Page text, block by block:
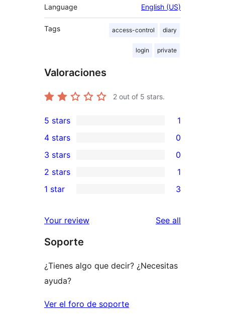
Language English (US)
Tags access-control diary
login private
Valoraciones
2 out of 5 stars.
1
5-
star
review
5 stars 1
4-
star
reviews
4 stars 0
0
3-
star
3 stars 0
2-
review
2 stars 1
star
reviews
1 star 3
Your review See all
Soporte
¿Tienes algo que decir? ¿Necesitas
ayuda?
Ver el foro de soporte